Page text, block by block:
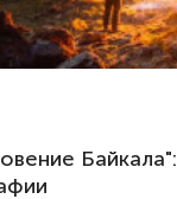
Байкала":